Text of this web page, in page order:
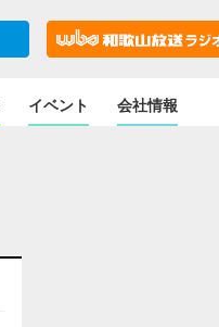
イベント 会社情報